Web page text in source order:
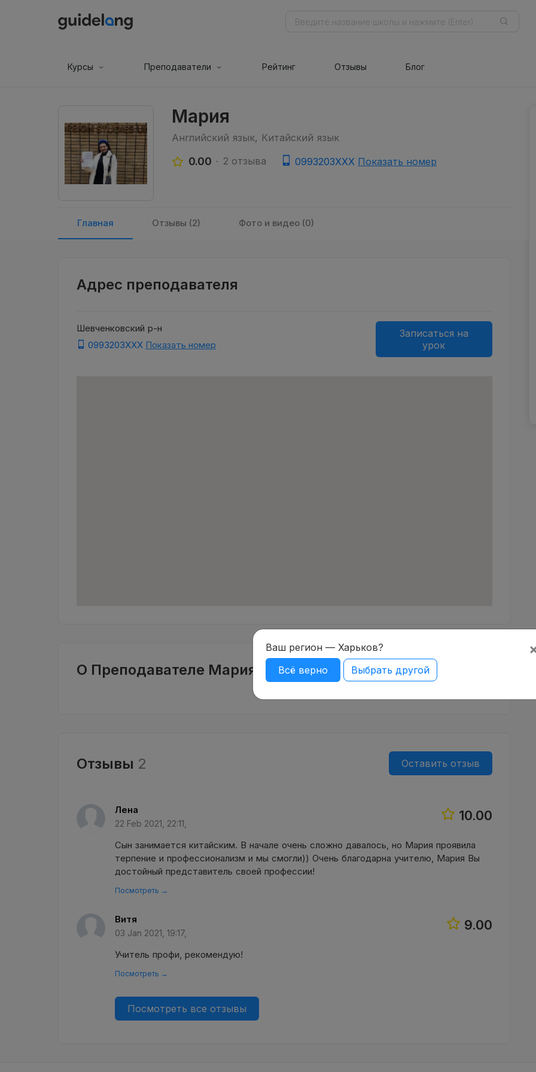
Курсы Преподаватели Рейтинг Отзывы Блог
Мария
Английский язык, Китайский язык
0.00 2 отзыва 0993203XXX Показать номер
Главная Отзывы (2) Фото и видео (0)
Адрес преподавателя
Шевченковский р-н
0993203XXX Показать номер
Записаться на
урок
О Преподавателе Мария
Отзывы 2 Оставить отзыв
Лена 10.00
22 Feb 2021, 22:11,
Сын занимается китайским. В начале очень сложно давалось, но Мария проявила
терпение и профессионализм и мы смогли)) Очень благодарна учителю, Мария Вы
достойный представитель своей профессии!
Посмотреть →
Витя 9.00
03 Jan 2021, 19:17,
Учитель профи, рекомендую!
Посмотреть →
Посмотреть все отзывы
Ваш регион — Харьков?
Всё верно
Выбрать другой